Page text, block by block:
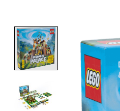
Product